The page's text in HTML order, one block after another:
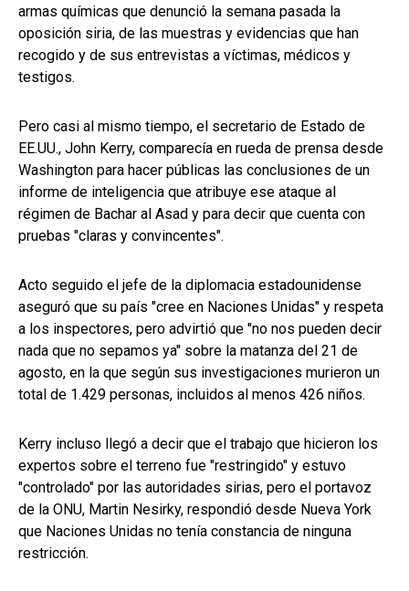
armas químicas que denunció la semana pasada la
oposición siria, de las muestras y evidencias que han
recogido y de sus entrevistas a víctimas, médicos y
testigos.
Pero casi al mismo tiempo, el secretario de Estado de
EE.UU., John Kerry, comparecía en rueda de prensa desde
Washington para hacer públicas las conclusiones de un
informe de inteligencia que atribuye ese ataque al
régimen de Bachar al Asad y para decir que cuenta con
pruebas "claras y convincentes".
Acto seguido el jefe de la diplomacia estadounidense
aseguró que su país "cree en Naciones Unidas" y respeta
a los inspectores, pero advirtió que "no nos pueden decir
nada que no sepamos ya" sobre la matanza del 21 de
agosto, en la que según sus investigaciones murieron un
total de 1.429 personas, incluidos al menos 426 niños.
Kerry incluso llegó a decir que el trabajo que hicieron los
expertos sobre el terreno fue "restringido" y estuvo
"controlado" por las autoridades sirias, pero el portavoz
de la ONU, Martin Nesirky, respondió desde Nueva York
que Naciones Unidas no tenía constancia de ninguna
restricción.